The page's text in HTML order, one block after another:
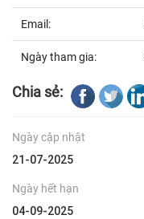
Email:
Ngày tham gia:
Chia sẻ:
Ngày cập nhật
21-07-2025
Ngày hết hạn
04-09-2025